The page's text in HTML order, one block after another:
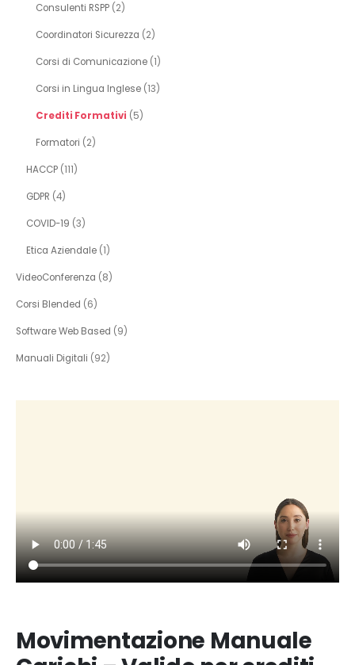
Consulenti RSPP (2)
Coordinatori Sicurezza (2)
Corsi di Comunicazione (1)
Corsi in Lingua Inglese (13)
Crediti Formativi (5)
Formatori (2)
HACCP (111)
GDPR (4)
COVID-19 (3)
Etica Aziendale (1)
VideoConferenza (8)
Corsi Blended (6)
Software Web Based (9)
Manuali Digitali (92)
Movimentazione Manuale